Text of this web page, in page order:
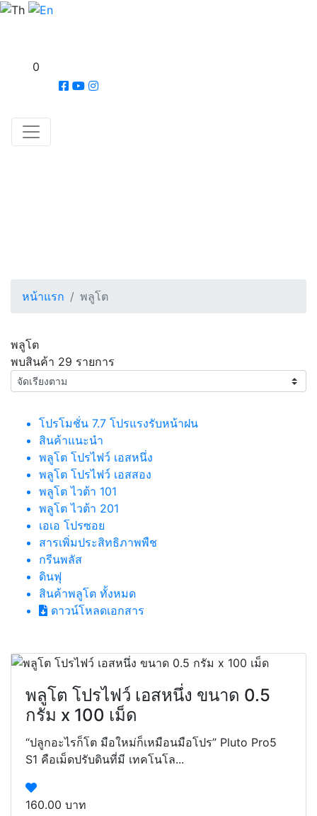
0
หน้าแรก พลูโต
พลูโต
พบสินค้า 29 รายการ
โปรโมชั่น 7.7 โปรแรงรับหน้าฝน
สินค้าแนะนำ
พลูโต โปรไฟว์ เอสหนึ่ง
พลูโต โปรไฟว์ เอสสอง
พลูโต ไวต้า 101
พลูโต ไวต้า 201
เอเอ โปรซอย
สารเพิ่มประสิทธิภาพพืช
กรีนพลัส
ดินฟุ
สินค้าพลูโต ทั้งหมด
ดาวน์โหลดเอกสาร
พลูโต โปรไฟว์ เอสหนึ่ง ขนาด 0.5
กรัม x 100 เม็ด
“ปลูกอะไรก็โต มือใหม่ก็เหมือนมือโปร” Pluto Pro5
S1 คือเม็ดปรับดินที่มี เทคโนโล...
160.00 บาท